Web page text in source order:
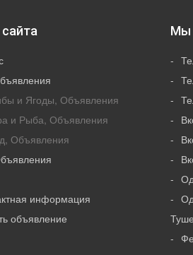
и Ягоды, Объявления
и Рыба, Объявления
Объявления
информация
объявление
Мы